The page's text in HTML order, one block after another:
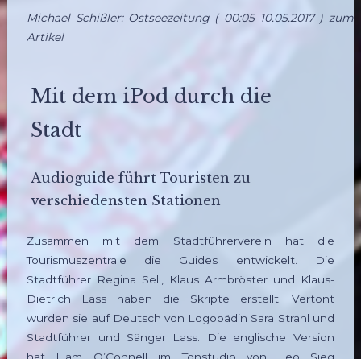
Michael Schißler: Ostseezeitung ( 00:05 10.05.2017 ) zum
Artikel
Mit dem iPod durch die
Stadt
Audioguide führt Touristen zu
verschiedensten Stationen
Zusammen mit dem Stadtführerverein hat die
Tourismuszentrale die Guides entwickelt. Die
Stadtführer Regina Sell, Klaus Armbröster und Klaus-
Dietrich Lass haben die Skripte erstellt. Vertont
wurden sie auf Deutsch von Logopädin Sara Strahl und
Stadtführer und Sänger Lass. Die englische Version